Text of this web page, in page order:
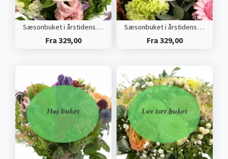
Sæsonbuket i årstidens farver (Høj)
Fra 329,00
Sæsonbuket i årstidens farver (Tæt)
Fra 329,00